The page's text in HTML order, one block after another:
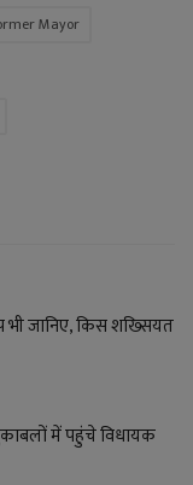
Mayor
भी जानिए, किस शख्सियत
में पहुंचे विधायक